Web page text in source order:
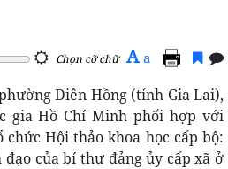
Chọn cỡ chữ A a
Diên Hồng (tỉnh Gia Lai),
gia Hồ Chí Minh phối hợp với
Hội thảo khoa học cấp bộ:
đạo của bí thư đảng ủy cấp xã ở